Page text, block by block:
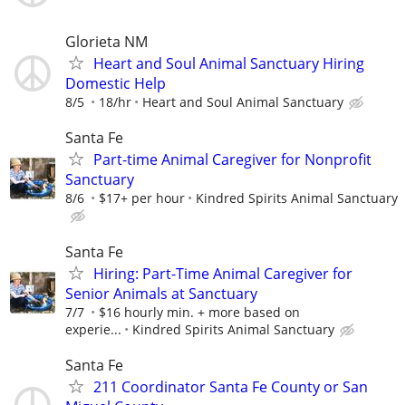
Glorieta NM
Heart and Soul Animal Sanctuary Hiring
Domestic Help
8/5 18/hr Heart and Soul Animal Sanctuary
Santa Fe
Part-time Animal Caregiver for Nonprofit
Sanctuary
8/6 $17+ per hour Kindred Spirits Animal Sanctuary
Santa Fe
Hiring: Part-Time Animal Caregiver for
Senior Animals at Sanctuary
7/7
$16 hourly min. + more based on
experie...
Kindred Spirits Animal Sanctuary
Santa Fe
211 Coordinator Santa Fe County or San